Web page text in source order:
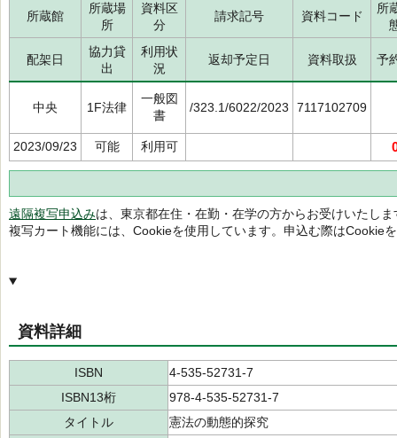
所蔵館
所蔵場
所
資料区
分
請求記号 資料コード
所
配架日
協力貸
出
利用状
況
返却予定日 資料取扱 予
中央 1F法律
一般図
書
/323.1/6022/2023 7117102709
2023/09/23 可能 利用可
遠隔複写申込みは、東京都在住・在勤・在学の方からお受けいたしま
複写カート機能には、Cookieを使用しています。申込む際はCookie
資料詳細
ISBN
4-535-52731-7
ISBN13桁
978-4-535-52731-7
タイトル
憲法の動態的探究